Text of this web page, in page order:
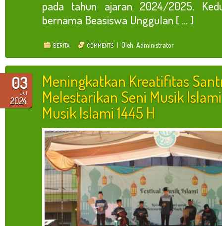
pada tahun ajaran 2024/2025.
bernama Beasiswa Unggulan [ ... ]
BERITA COMMENTS | Oleh: Administrator
03
Jul
2024
Meningkatkan Kreatifitas
Melestarikan Seni Musik
Musik Islami 1445 H